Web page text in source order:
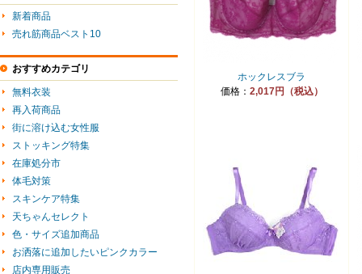
ホックレスブラ
価格： 2,017円（税込）
新着商品
売れ筋商品ベスト10
おすすめカテゴリ
無料衣装
再入荷商品
街に溶け込む女性服
ストッキング特集
在庫処分市
体毛対策
スキンケア特集
天ちゃんセレクト
色・サイズ追加商品
お洒落に追加したいピンクカラー
店内専用販売